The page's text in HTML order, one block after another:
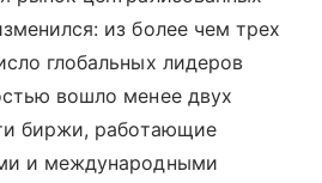
из более чем трех
глобальных лидеров
вошло менее двух
биржи, работающие
и международными